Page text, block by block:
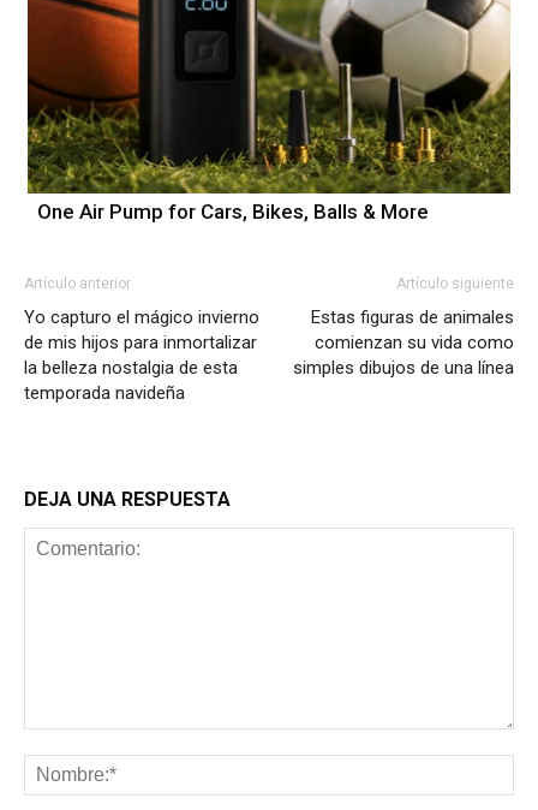
One Air Pump for Cars, Bikes, Balls & More
Artículo anterior
Yo capturo el mágico invierno
de mis hijos para inmortalizar
la belleza nostalgia de esta
temporada navideña
Artículo siguiente
Estas figuras de animales
comienzan su vida como
simples dibujos de una línea
DEJA UNA RESPUESTA